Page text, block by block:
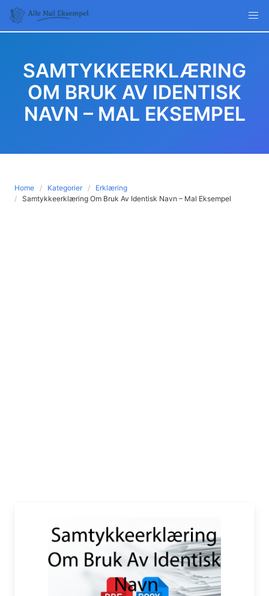
Skip
content
SAMTYKKEERKLÆRING
OM BRUK AV IDENTISK
NAVN – MAL EKSEMPEL
Home Kategorier
Erklæring
Samtykkeerklæring Om Bruk Av Identisk Navn – Mal Eksempel